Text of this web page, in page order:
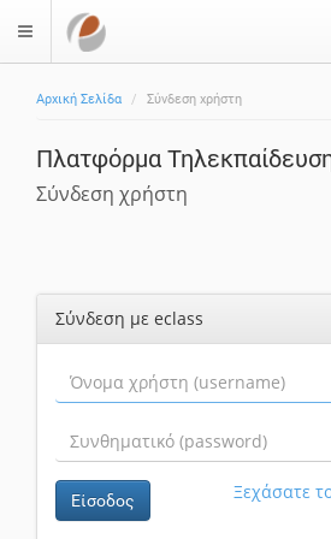
$langMenu
Αρχική Σελίδα Σύνδεση χρήστη
Πλατφόρμα
Σύνδεση χρήστη
Σύνδεση με eclass
Είσοδος Ξεχάσατε